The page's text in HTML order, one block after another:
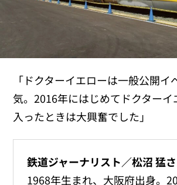
「ドクターイエローは一般公開イ
気。2016年にはじめてドクターイ
入ったときは大興奮でした」
鉄道ジャーナリスト／松沼 猛
1968年生まれ、大阪府出身。